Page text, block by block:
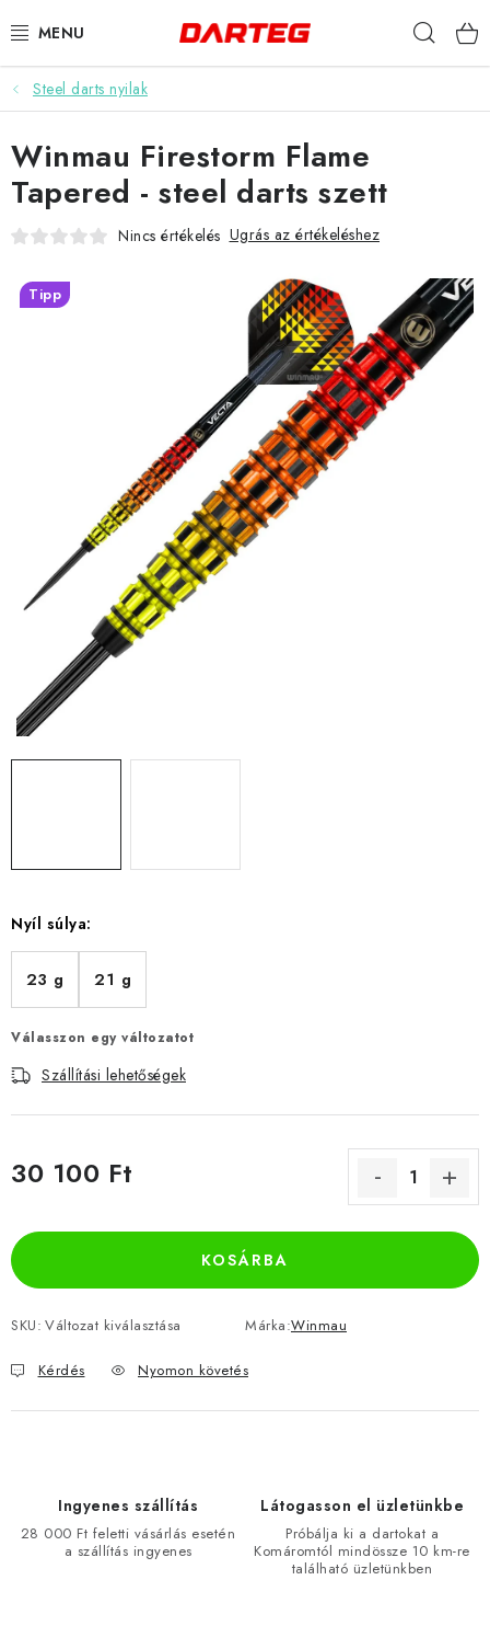
tartalomhoz
DARTS
DARTS TÁBLÁK
TARTOZÉKOK A TÁBLÁKHOZ
KIEGÉSZÍTŐK
RUHÁZAT
JÁTÉKOSOK
AKCIÓK
DARTS
Steel darts nyilak
Nyíl súlya:
23 g 21 g
Válasszon egy változatot
Szállítási lehetőségek
30 100 Ft
KOSÁRBA
SKU: Változat kiválasztása Márka:Winmau
Kérdés Nyomon követés
Winmau Firestorm Flame
Tapered - steel darts szett
Nincs értékelés Ugrás az értékeléshez
Tipp
Ingyenes szállítás
28 000 Ft feletti vásárlás esetén
a szállítás ingyenes
Látogasson el üzletünkbe
Próbálja ki a dartokat a
Komáromtól mindössze 10 km-re
található üzletünkben